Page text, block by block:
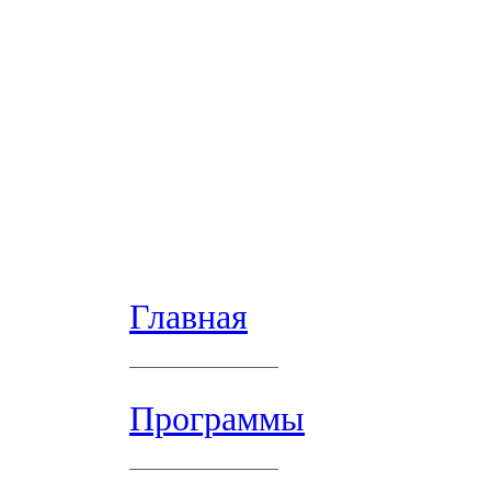
Главная
Программы